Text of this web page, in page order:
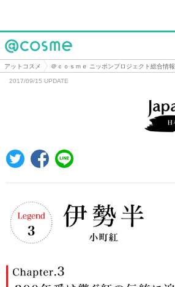
@cosme
アットコスメ ＠ｃｏｓｍｅ ニッポンプロジェクト総合情報
2017/09/15 UPDATE